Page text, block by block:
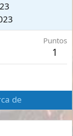
Puntos
1
de